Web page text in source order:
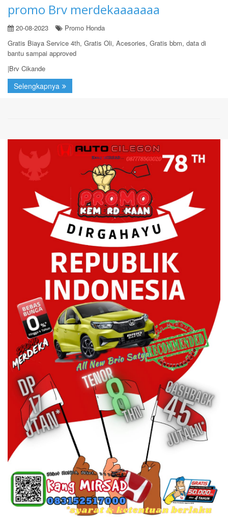
promo Brv merdekaaaaaaa
20-08-2023
Promo Honda
Gratis Biaya Service 4th, Gratis Oli, Acesories, Gratis bbm, data di
bantu sampai approved
|Brv Cikande
Selengkapnya